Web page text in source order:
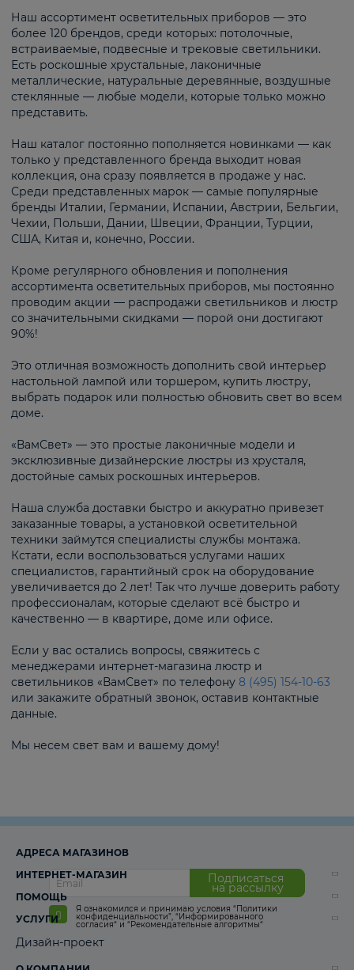
Наш ассортимент осветительных приборов — это
более 120 брендов, среди которых: потолочные,
встраиваемые, подвесные и трековые светильники.
Есть роскошные хрустальные, лаконичные
металлические, натуральные деревянные, воздушные
стеклянные — любые модели, которые только можно
представить.
Наш каталог постоянно пополняется новинками — как
только у представленного бренда выходит новая
коллекция, она сразу появляется в продаже у нас.
Среди представленных марок — самые популярные
бренды Италии, Германии, Испании, Австрии, Бельгии,
Чехии, Польши, Дании, Швеции, Франции, Турции,
США, Китая и, конечно, России.
Кроме регулярного обновления и пополнения
ассортимента осветительных приборов, мы постоянно
проводим акции — распродажи светильников и люстр
со значительными скидками — порой они достигают
90%!
Это отличная возможность дополнить свой интерьер
настольной лампой или торшером, купить люстру,
выбрать подарок или полностью обновить свет во всем
доме.
«ВамСвет» — это простые лаконичные модели и
эксклюзивные дизайнерские люстры из хрусталя,
достойные самых роскошных интерьеров.
Наша служба доставки быстро и аккуратно привезет
заказанные товары, а установкой осветительной
техники займутся специалисты службы монтажа.
Кстати, если воспользоваться услугами наших
специалистов, гарантийный срок на оборудование
увеличивается до 2 лет! Так что лучше доверить работу
профессионалам, которые сделают всё быстро и
качественно — в квартире, доме или офисе.
Если у вас остались вопросы, свяжитесь с
менеджерами интернет-магазина люстр и
светильников «ВамСвет» по телефону 8 (495) 154-10-63
или закажите обратный звонок, оставив контактные
данные.
Мы несем свет вам и вашему дому!
Подписаться
на рассылку
Я ознакомился и принимаю условия “Политики
конфиденциальности”, “Информированного
согласия“ и “Рекомендательные алгоритмы“
АДРЕСА МАГАЗИНОВ
ИНТЕРНЕТ-МАГАЗИН
ПОМОЩЬ
УСЛУГИ
Дизайн-проект